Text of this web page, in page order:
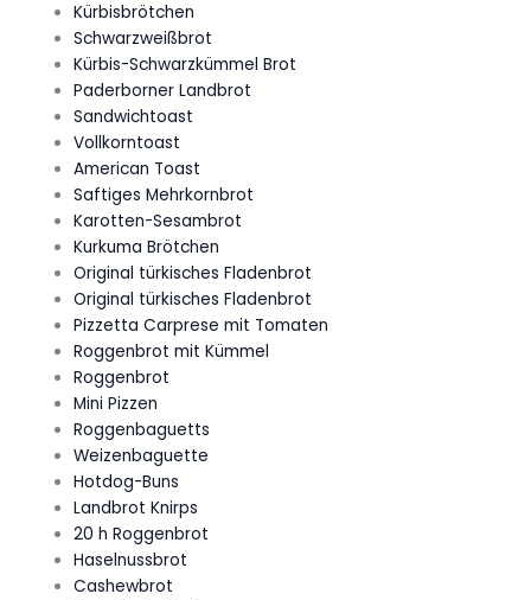
Kürbisbrötchen
Schwarzweißbrot
Kürbis-Schwarzkümmel Brot
Paderborner Landbrot
Sandwichtoast
Vollkorntoast
American Toast
Saftiges Mehrkornbrot
Karotten-Sesambrot
Kurkuma Brötchen
Original türkisches Fladenbrot
Original türkisches Fladenbrot
Pizzetta Carprese mit Tomaten
Roggenbrot mit Kümmel
Roggenbrot
Mini Pizzen
Roggenbaguetts
Weizenbaguette
Hotdog-Buns
Landbrot Knirps
20 h Roggenbrot
Haselnussbrot
Cashewbrot